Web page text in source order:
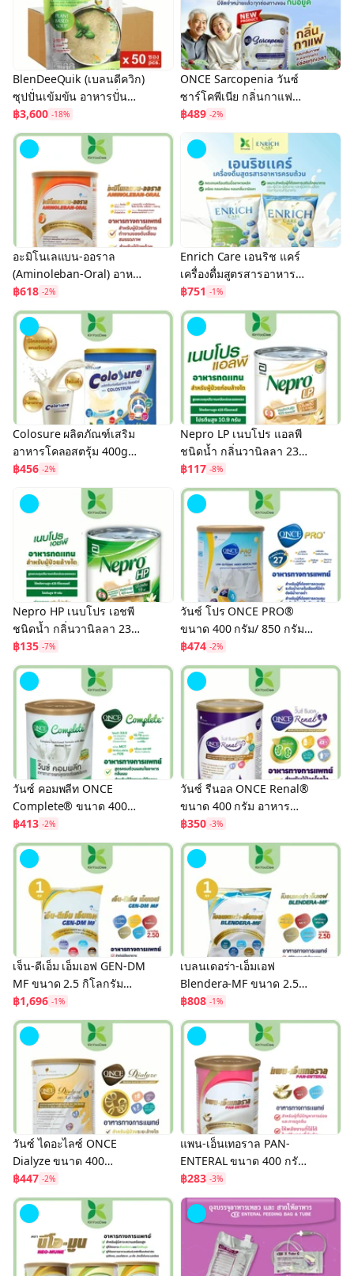
BlenDeeQuik (เบลนดีควิก)
ซุปปั่นเข้มข้น อาหารปั่น
สำเร็จรูป สูตร Plant Based
175 กรัม (ยกลัง 50 ซอง)
฿3,600 -18%
ONCE Sarcopenia วันซ์
ซาร์โคพีเนีย กลิ่นกาแฟ
อาหารผู้สูงอายุ ภาวะทุพ
โภชนาการ ภาวะมวลกล้าม
เนื้อพร่อง
฿489 -2%
อะมิโนเลแบน-ออราล
(Aminoleban-Oral) อาหาร
เสริมเฉพาะผู้ป่วยด้วยโรค
ตับ 450 g.
฿618 -2%
Enrich Care เอนริช แคร์
เครื่องดื่มสูตรสารอาหาร
ครบถ้วน และสูตรไม่มี
น้ำตาล ทดแทนอาหารทาง
สายยางได้
฿751 -1%
Colosure ผลิตภัณฑ์เสริม
อาหารโคลอสตรุ้ม 400g
สารอาหารครบถ้วน ไขมัน
ต่ำ ไม่มีน้ำตาลทราย
฿456 -2%
Nepro LP เนบโปร แอลพี
ชนิดน้ำ กลิ่นวานิลลา 237
มล. อาหารทางการแพทย์
สูตรสำหรับผู้ป่วยก่อนล้างไต
฿117 -8%
Nepro HP เนบโปร เอชพี
ชนิดน้ำ กลิ่นวานิลลา 237
มล. อาหารทางการแพทย์
สูตรสำหรับผู้ป่วยล้างไต
฿135 -7%
วันซ์ โปร ONCE PRO®
ขนาด 400 กรัม/ 850 กรัม
อาหารทางการแพทย์ ที่มีค่า
ดัชนีน้ำตาลต่ำ (กลิ่นวานิล
ลา)
฿474 -2%
วันซ์ คอมพลีท ONCE
Complete® ขนาด 400
กรัม อาหารทางการแพทย์
สูตรครบถ้วนผสมใยอาหาร
(กลิ่นนม)
฿413 -2%
วันซ์ รีนอล ONCE Renal®
ขนาด 400 กรัม อาหาร
ทางการแพทย์ สำหรับผู้ป่วย
โรคไตระยะก่อนล้างไต
฿350 -3%
เจ็น-ดีเอ็ม เอ็มเอฟ GEN-DM
MF ขนาด 2.5 กิโลกรัม
กลิ่นวานิลลา
฿1,696 -1%
เบลนเดอร่า-เอ็มเอฟ
Blendera-MF ขนาด 2.5
kg. อาหารเสริมทางการ
แพทย์ ทดแทนอาหารปั่นได้
฿808 -1%
วันซ์ ไดอะไลซ์ ONCE
Dialyze ขนาด 400
กรัม/800 กรัม อาหาร
ทางการแพทย์ สำหรับผู้ป่วย
ล้างไต
฿447 -2%
แพน-เอ็นเทอราล PAN-
ENTERAL ขนาด 400 กรัม
อาหารเสริมทางการแพทย์
สำหรับผู้ที่มีปัญหาระบบย่อย
฿283 -3%